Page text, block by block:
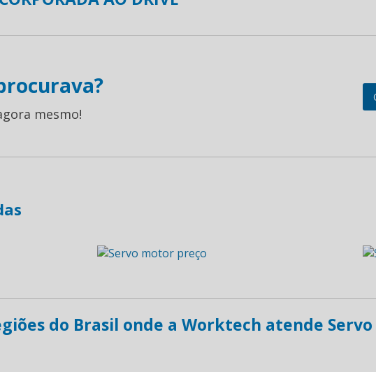
mesmo!
do Brasil onde a Worktech atende